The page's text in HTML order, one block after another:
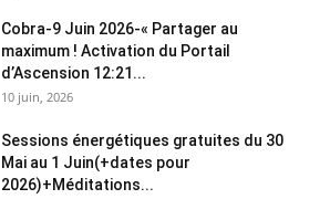
Cobra-9 Juin 2026-« Partager au
maximum ! Activation du Portail
d’Ascension 12:21...
10 juin, 2026
Sessions énergétiques gratuites du 30
Mai au 1 Juin(+dates pour
2026)+Méditations...